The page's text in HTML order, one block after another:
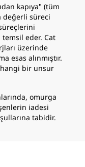
kapıya" (tüm
değerli süreci
temsil eder. Cat
üzerinde
esas alınmıştır.
bir unsur
omurga
iadesi
tabidir.